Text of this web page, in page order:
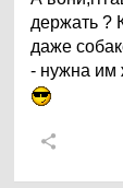
держать ?
даже
- нужна им